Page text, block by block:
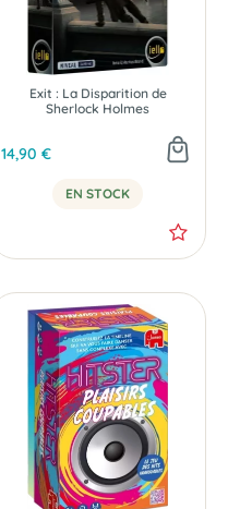
Exit : La Disparition de
Sherlock Holmes
14,90 €
EN STOCK